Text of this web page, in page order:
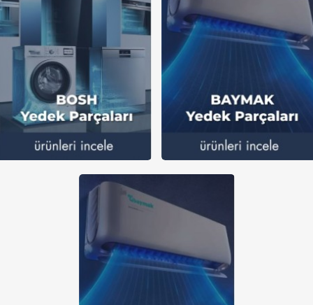
Soğutma Sistemleri
Şofben ve Termosifon